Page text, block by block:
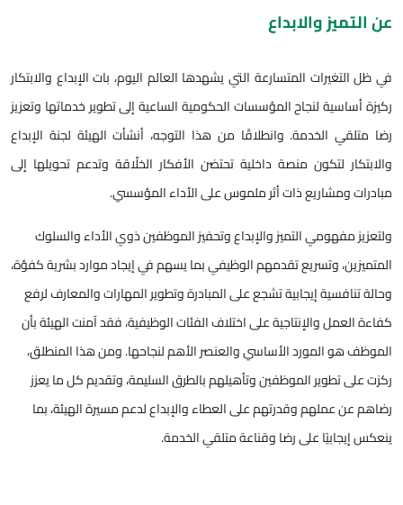
عن التميز والابداع
في ظل التغيرات المتسارعة التي يشهدها العالم اليوم، بات الإبداع والابتكار
ركيزة أساسية لنجاح المؤسسات الحكومية الساعية إلى تطوير خدماتها وتعزيز
رضا متلقي الخدمة. وانطلاقًا من هذا التوجه، أنشأت الهيئة لجنة الإبداع
والابتكار لتكون منصة داخلية تحتضن الأفكار الخلّاقة وتدعم تحويلها إلى
مبادرات ومشاريع ذات أثر ملموس على الأداء المؤسسي.
ولتعزيز مفهومي التميز والإبداع وتحفيز الموظفين ذوي الأداء والسلوك
المتميزين، وتسريع تقدمهم الوظيفي بما يسهم في إيجاد موارد بشرية كفؤة،
وحالة تنافسية إيجابية تشجع على المبادرة وتطوير المهارات والمعارف لرفع
كفاءة العمل والإنتاجية على اختلاف الفئات الوظيفية، فقد آمنت الهيئة بأن
الموظف هو المورد الأساسي والعنصر الأهم لنجاحها. ومن هذا المنطلق،
ركزت على تطوير الموظفين وتأهيلهم بالطرق السليمة، وتقديم كل ما يعزز
رضاهم عن عملهم وقدرتهم على العطاء والإبداع لدعم مسيرة الهيئة، بما
ينعكس إيجابيًا على رضا وقناعة متلقي الخدمة.